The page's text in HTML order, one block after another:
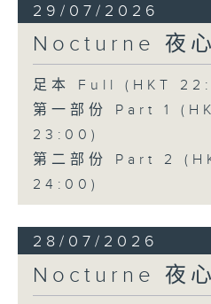
29/07/2026
Nocturne 夜
足本 Full (HKT
第一部份 Part 1
23:00)
第二部份 Part 2
24:00)
28/07/2026
Nocturne 夜